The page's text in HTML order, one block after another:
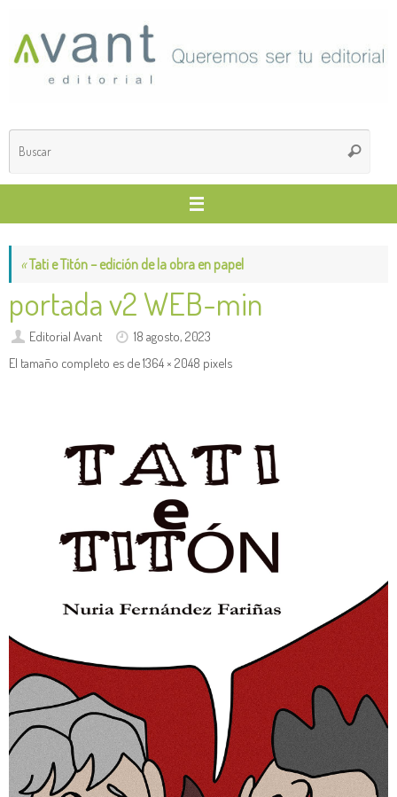
contenido
Buscar
«Tati e Titón – edición de la obra en papel
portada v2 WEB-min
Editorial Avant
18 agosto, 2023
El tamaño completo es de1364 × 2048 pixels